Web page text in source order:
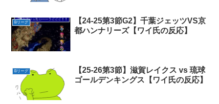
Bリーグ
【24-25第3節G2】千葉ジェッツVS京
都ハンナリーズ【ワイ氏の反応】
Bリーグ
【25-26第3節】滋賀レイクス vs 琉球
ゴールデンキングス【ワイ氏の反応】